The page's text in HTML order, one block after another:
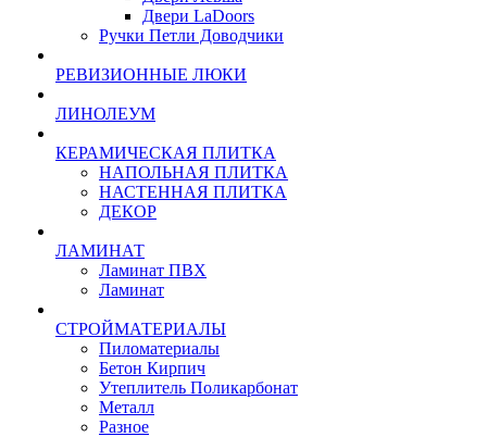
Двери LaDoors
Ручки Петли Доводчики
РЕВИЗИОННЫЕ ЛЮКИ
ЛИНОЛЕУМ
КЕРАМИЧЕСКАЯ ПЛИТКА
НАПОЛЬНАЯ ПЛИТКА
НАСТЕННАЯ ПЛИТКА
ДЕКОР
ЛАМИНАТ
Ламинат ПВХ
Ламинат
СТРОЙМАТЕРИАЛЫ
Пиломатериалы
Бетон Кирпич
Утеплитель Поликарбонат
Металл
Разное